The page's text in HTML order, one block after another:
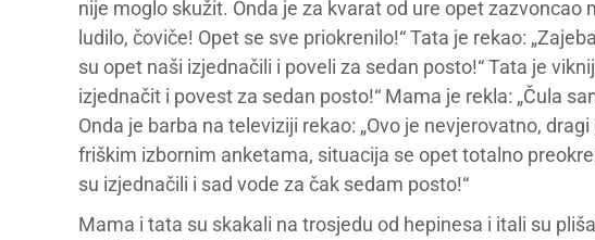
nije moglo skužit. Onda je za kvarat od ure opet zazvoncao
ludilo, čoviče! Opet se sve priokrenilo!“ Tata je rekao:
su opet naši izjednačili i poveli za sedan posto!“ Tata je
izjednačit i povest za sedan posto!“ Mama je rekla: „Čula
Onda je barba na televiziji rekao: „Ovo je nevjerovatno,
friškim izbornim anketama, situacija se opet totalno
su izjednačili i sad vode za čak sedam posto!“
Mama i tata su skakali na trosjedu od hepinesa i itali su